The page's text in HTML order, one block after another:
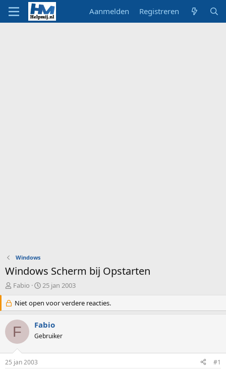
Aanmelden Registreren
Windows
Windows Scherm bij Opstarten
O
d
e
r
w
e
p
s
Fabio
S
a
r
t
d
a
m
25 jan 2003
Niet open voor verdere reacties.
F Fabio
Gebruiker
25 jan 2003 #1